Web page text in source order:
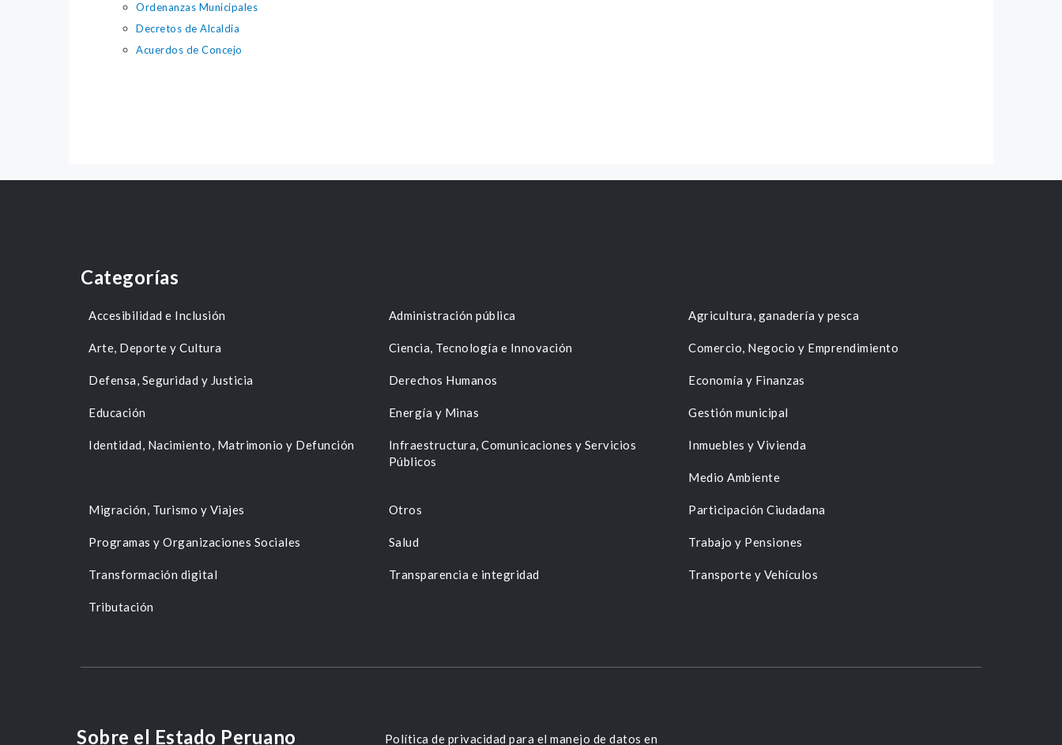
Ordenanzas Municipales
Decretos de Alcaldia
Acuerdos de Concejo
Categorías
Accesibilidad e Inclusión Administración pública Agricultura, ganadería y pesca
Arte, Deporte y Cultura Ciencia, Tecnología e Innovación Comercio, Negocio y Emprendimiento
Defensa, Seguridad y Justicia Derechos Humanos Economía y Finanzas
Educación Energía y Minas Gestión municipal
Identidad, Nacimiento, Matrimonio y Defunción
Infraestructura, Comunicaciones y Servicios
Públicos
Inmuebles y Vivienda
Medio Ambiente
Migración, Turismo y Viajes Otros Participación Ciudadana
Programas y Organizaciones Sociales Salud Trabajo y Pensiones
Transformación digital Transparencia e integridad Transporte y Vehículos
Tributación
Sobre el Estado Peruano Política de privacidad para el manejo de datos en